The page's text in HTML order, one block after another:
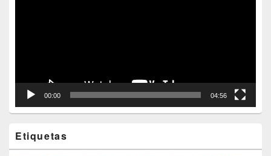
00:00 04:56
Etiquetas